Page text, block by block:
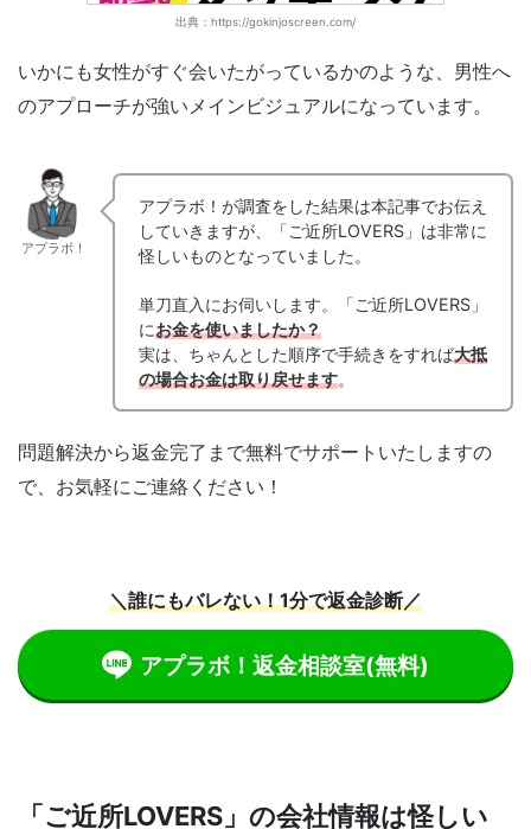
出典：https://gokinjoscreen.com/
いかにも女性がすぐ会いたがっているかのような、男性へ
のアプローチが強いメインビジュアルになっています。
アプラボ！
アプラボ！が調査をした結果は本記事でお伝え
していきますが、「ご近所LOVERS」は非常に
怪しいものとなっていました。
単刀直入にお伺いします。「ご近所LOVERS」
にお金を使いましたか？
実は、ちゃんとした順序で手続きをすれば大抵
の場合お金は取り戻せます。
問題解決から返金完了まで無料でサポートいたしますの
で、お気軽にご連絡ください！
＼誰にもバレない！1分で返金診断／
アプラボ！返金相談室(無料)
「ご近所LOVERS」の会社情報は怪しい